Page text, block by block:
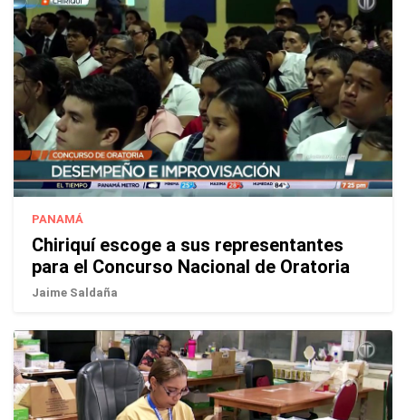
PANAMÁ
Chiriquí escoge a sus representantes
para el Concurso Nacional de Oratoria
Jaime Saldaña